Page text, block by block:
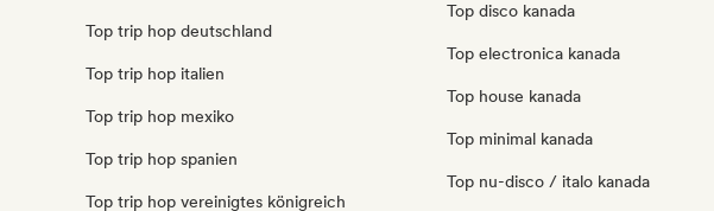
Top trip hop deutschland
Top trip hop italien
Top trip hop mexiko
Top trip hop spanien
Top trip hop vereinigtes königreich
Top disco kanada
Top electronica kanada
Top house kanada
Top minimal kanada
Top nu-disco / italo kanada